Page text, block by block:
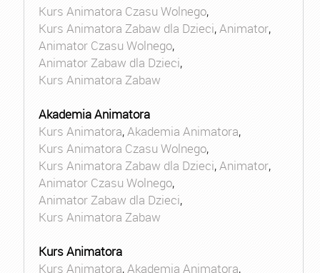
Kurs Animatora Czasu Wolnego,
Kurs Animatora Zabaw dla Dzieci,Animator,
Animator Czasu Wolnego,
Animator Zabaw dla Dzieci,
Kurs Animatora Zabaw
Akademia Animatora
Kurs Animatora,Akademia Animatora,
Kurs Animatora Czasu Wolnego,
Kurs Animatora Zabaw dla Dzieci,Animator,
Animator Czasu Wolnego,
Animator Zabaw dla Dzieci,
Kurs Animatora Zabaw
Kurs Animatora
Kurs Animatora,Akademia Animatora,